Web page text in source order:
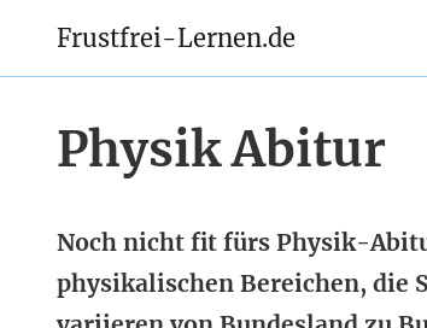
Frustfrei-Lernen.de
Physik Abitur
Noch nicht fit fürs Physik-
physikalischen Bereichen, die